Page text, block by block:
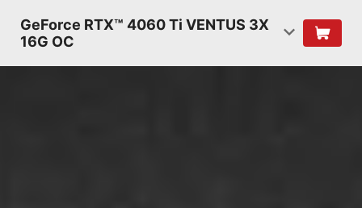
GeForce RTX™ 4060 Ti VENTUS 3X
16G OC